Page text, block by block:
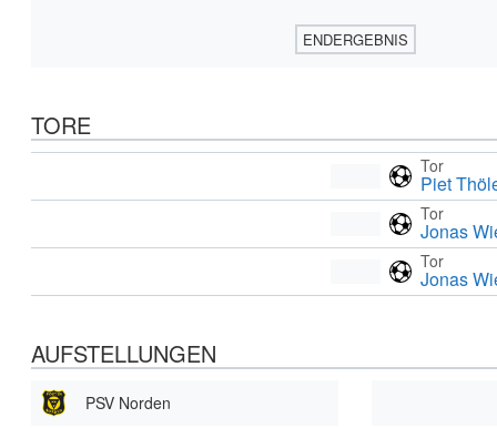
ENDERGEBNIS
TORE
Tor
Piet
Tor
Jonas
Tor
Jonas
AUFSTELLUNGEN
PSV Norden